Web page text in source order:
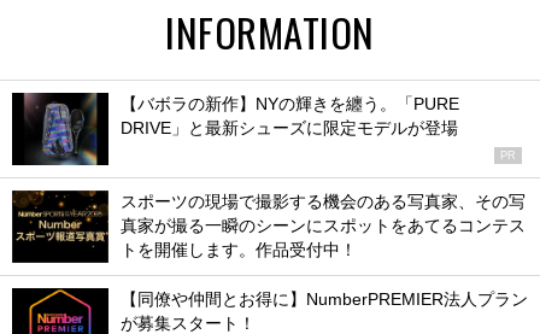
INFORMATION
【バボラの新作】NYの輝きを纏う。「PURE
DRIVE」と最新シューズに限定モデルが登場
PR
スポーツの現場で撮影する機会のある写真家、その写
真家が撮る一瞬のシーンにスポットをあてるコンテス
トを開催します。作品受付中！
【同僚や仲間とお得に】NumberPREMIER法人プラン
が募集スタート！